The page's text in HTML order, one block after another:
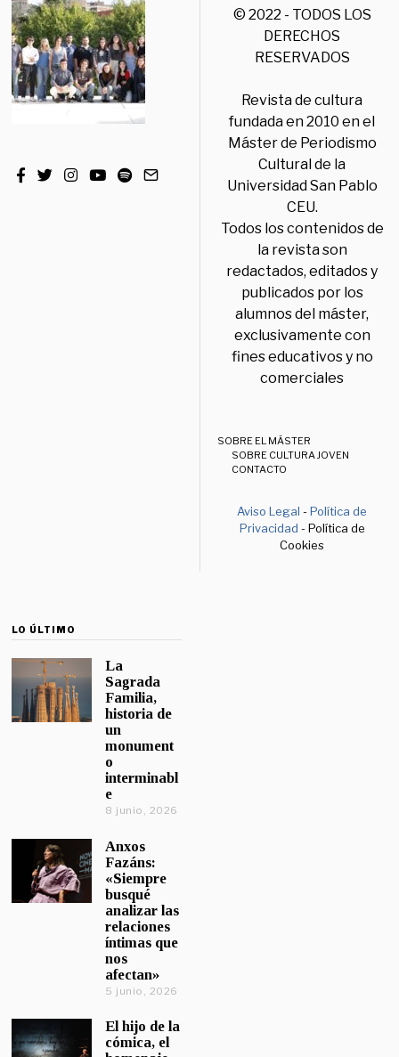
© 2022 - TODOS LOS
DERECHOS
RESERVADOS
Revista de cultura
fundada en 2010 en el
Máster de Periodismo
Cultural de la
Universidad San Pablo
CEU.
Todos los contenidos de
la revista son
redactados, editados y
publicados por los
alumnos del máster,
exclusivamente con
fines educativos y no
comerciales
SOBRE EL MÁSTER
SOBRE CULTURA JOVEN
CONTACTO
Aviso Legal -Política de
Privacidad - Política de
Cookies
LO ÚLTIMO
La
Sagrada
Familia,
historia de
un
monument
o
interminabl
e
8 junio, 2026
Anxos
Fazáns:
«Siempre
busqué
analizar las
relaciones
íntimas que
nos
afectan»
5 junio, 2026
El hijo de la
cómica, el